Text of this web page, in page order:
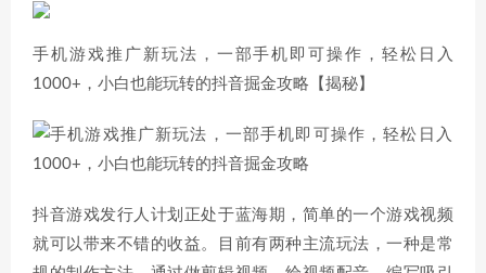
手机游戏推广新玩法，一部手机即可操作，轻松日入
1000+，小白也能玩转的抖音掘金攻略【揭秘】
抖音游戏发行人计划正处于蓝海期，简单的一个游戏视频
就可以带来不错的收益。目前有两种主流玩法，一种是常